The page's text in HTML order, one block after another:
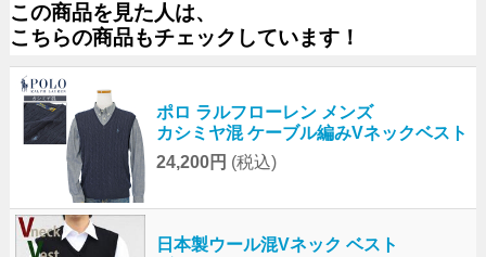
この商品を見た人は、
こちらの商品もチェックしています！
ポロ ラルフローレン メンズ
カシミヤ混 ケーブル編みVネックベスト
24,200円 (税込)
日本製ウール混Vネック ベスト